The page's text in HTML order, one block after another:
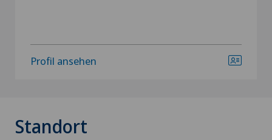
Profil ansehen
Standort